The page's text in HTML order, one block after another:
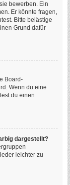
bewerben. Ein
Er könnte fragen,
Bitte belästige
Grund dafür
Board-
Wenn du eine
du einen
dargestellt?
leichter zu